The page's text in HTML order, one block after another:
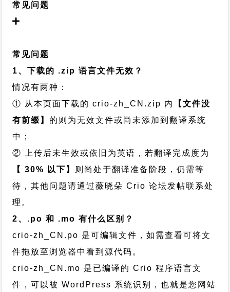
常见问题
常见问题
1、下载的 .zip 语言文件无效？
情况有两种：
① 从本页面下载的 crio-zh_CN.zip 内
【文件没
有前缀】 的则为无效文件或尚未添加到翻译系统
中；
② 上传后未生效或依旧为英语，若翻译完成度为
【 30% 以下】 则尚处于翻译准备阶段，仍需等
待，其他问题请通过薇晓朵 Crio 论坛发帖联系处
理。
2、.po 和 .mo 有什么区别？
crio-zh_CN.po 是可编辑文件，如需查看可将文
件拖放至浏览器中看到源代码。
crio-zh_CN.mo 是已编译的 Crio 程序语言文
件，可以被 WordPress 系统识别，也就是您网站